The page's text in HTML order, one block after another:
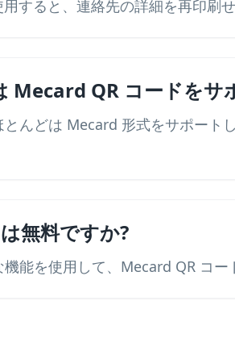
すると、連絡先の詳細を再印刷
Mecard QR コードをサ
んどは Mecard 形式をサポート
無料ですか?
能を使用して、Mecard QR コー